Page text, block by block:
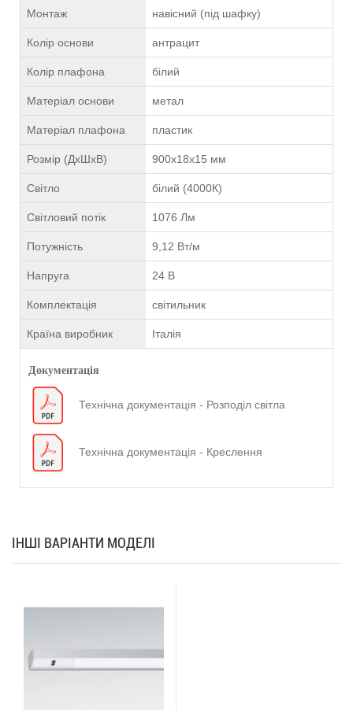
Монтаж навісний (під шафку)
Колір основи антрацит
Колір плафона білий
Матеріал основи метал
Матеріал плафона пластик
Розмір (ДхШхВ) 900x18x15 мм
Світло білий (4000К)
Світловий потік 1076 Лм
Потужність 9,12 Вт/м
Напруга 24 В
Комплектація світильник
Країна виробник Італія
Документація
Технічна документація - Розподіл світла
Технічна документація - Креслення
ІНШІ ВАРІАНТИ МОДЕЛІ